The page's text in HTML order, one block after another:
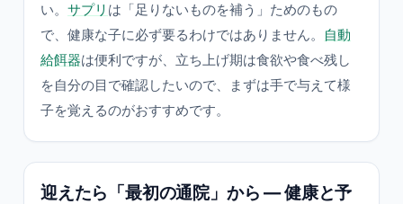
い。 サプリ は「足りないものを補う」ためのもの
で、健康な子に必ず要るわけではありません。
自動
給餌器は便利ですが、立ち上げ期は食欲や食べ残し
を自分の目で確認したいので、まずは手で与えて様
子を覚えるのがおすすめです。
迎えたら「最初の通院」から — 健康と予